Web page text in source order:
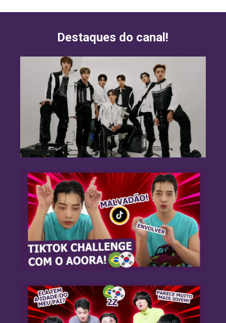
Destaques do canal!